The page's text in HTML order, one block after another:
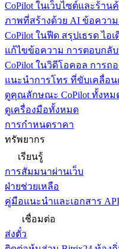
CoPilot ในเว็บไซต์และร้าน
ภาพที่สร้างด้วย AI ข้อควา
CoPilot ในฟีด สรุปเธรด ไอ
แก้ไขข้อความ การตอบกลั
CoPilot ในวิดีโอคอล การถ
แนะนำการโทร ที่ขับเคลื่อน
ดูคุณลักษณะ CoPilot ทั้งหม
ดูเครื่องมือทั้งหมด
การกำหนดราคา
ทรัพยากร
เรียนรู้
การสัมมนาผ่านเว็บ
ฝ่ายช่วยเหลือ
คู่มือแนะนำและเอกสาร API
เชื่อมต่อ
ส่งตั๋ว